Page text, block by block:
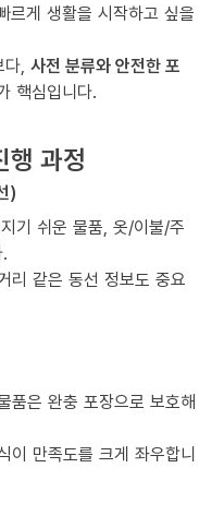
르게 생활을 시작하고 싶을
다, 사전 분류와 안전한 포
핵심입니다.
행 과정
)
기 쉬운 물품, 옷/이불/주
리 같은 동선 정보도 중요
품은 완충 포장으로 보호해
이 만족도를 크게 좌우합니